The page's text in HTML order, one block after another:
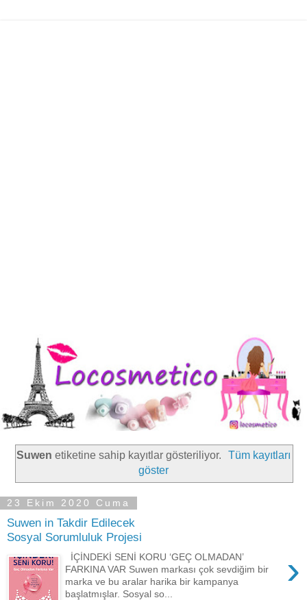
Suwen etiketine sahip kayıtlar gösteriliyor.
Tüm kayıtları
göster
23 Ekim 2020 Cuma
Suwen in Takdir Edilecek
Sosyal Sorumluluk Projesi
›
İÇİNDEKİ SENİ KORU ‘GEÇ OLMADAN’
FARKINA VAR Suwen markası çok sevdiğim bir
marka ve bu aralar harika bir kampanya
başlatmışlar. Sosyal so...